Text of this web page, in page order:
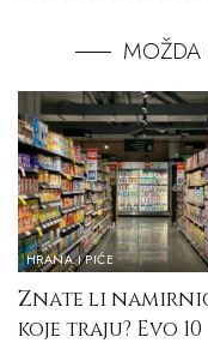
MOŽDA
HRANA I PIĆE
Znate li
koje traju? Evo 10